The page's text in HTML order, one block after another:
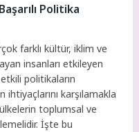
Politika
farklı kültür, iklim ve
insanları etkileyen
politikaların
ihtiyaçlarını karşılamakla
toplumsal ve
İşte bu